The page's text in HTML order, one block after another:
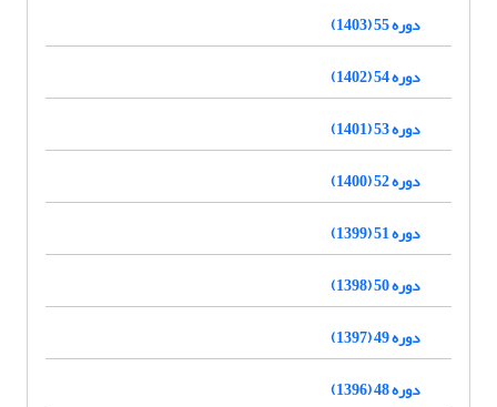
دوره 55 (1403)
دوره 54 (1402)
دوره 53 (1401)
دوره 52 (1400)
دوره 51 (1399)
دوره 50 (1398)
دوره 49 (1397)
دوره 48 (1396)